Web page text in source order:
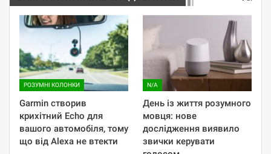
РОЗУМНІ КОЛОНКИ
Garmin створив
крихітний Echo для
вашого автомобіля, тому
що від Alexa не втекти
N/A
День із життя розумного
мовця: нове
дослідження виявило
звички керувати